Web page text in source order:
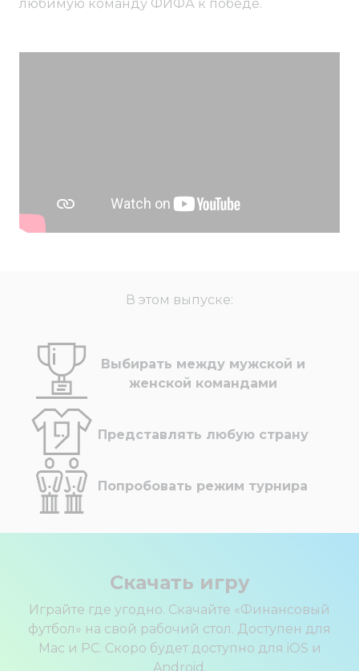
любимую команду ФИФА к победе.
В этом выпуске:
Выбирать между мужской и
женской командами
Представлять любую страну
Попробовать режим турнира
Скачать игру
Играйте где угодно. Скачайте «Финансовый
футбол» на свой рабочий стол. Доступен для
Mac и PC. Скоро будет доступно для iOS и
Android.